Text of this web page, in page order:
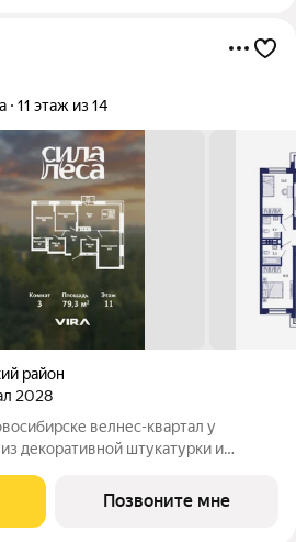
11 этаж из 14
район
2028
декоративной штукатурки и
Панорамное остекление и богатая
стандарт
Позвоните мне